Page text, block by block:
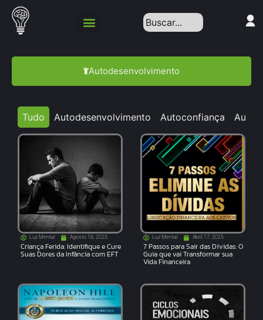
Autodesenvolvimento
Autodesenvolvimento Autoconfiança
Tudo
Luz Mental Agosto 18, 2025
Criança Ferida: Identifique e Cure
Suas Dores da Infância com EFT
Luz Mental Abril 17, 2025
7 Passos para Sair das Dívidas: O
Guia que vai Transformar sua
Vida Financeira